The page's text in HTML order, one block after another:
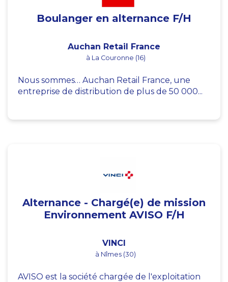
Boulanger en alternance F/H
Auchan Retail France
à La Couronne (16)
Nous sommes… Auchan Retail France, une
entreprise de distribution de plus de 50 000...
Alternance - Chargé(e) de mission
Environnement AVISO F/H
VINCI
à Nîmes (30)
AVISO est la société chargée de l'exploitation